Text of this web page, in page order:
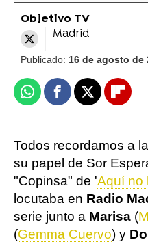
Objetivo TV
Madrid
Publicado: 16 de agosto de
WhatsappFacebook
X
Todos recordamos a
su papel de Sor
"Copinsa" de 'Aquí no
locutaba en Radio
serie junto a Marisa (
(Gemma Cuervo) y